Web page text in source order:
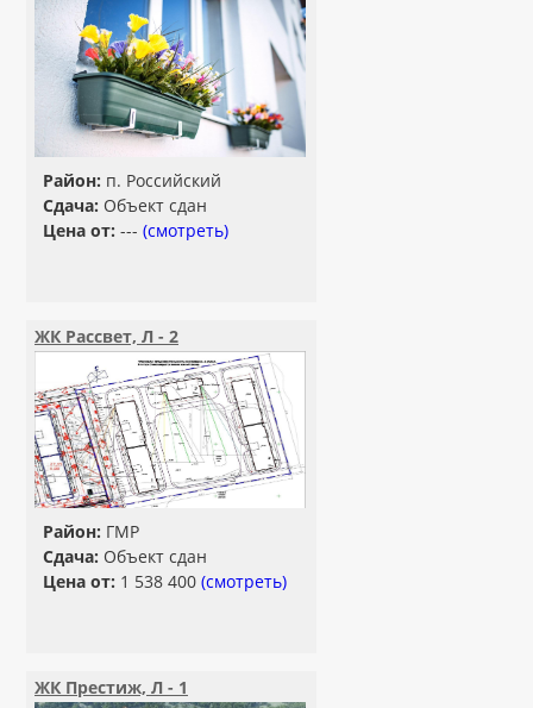
Район: п. Российский
Сдача: Объект сдан
Цена от: --- (смотреть)
ЖК Рассвет, Л - 2
Район: ГМР
Сдача: Объект сдан
Цена от: 1 538 400 (смотреть)
ЖК Престиж, Л - 1